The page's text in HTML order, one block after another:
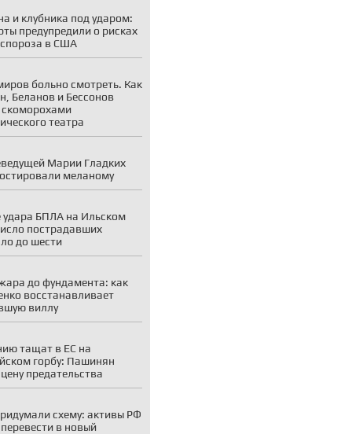
и клубника под ударом:
предупредили о рисках
в США
больно смотреть. Как
Беланов и Бессонов
скоморохами
театра
Марии Гладких
меланому
удара БПЛА на Ильском
пострадавших
до шести
до фундамента: как
восстанавливает
виллу
тащат в ЕС на
горбу: Пашинян
предательства
схему: активы РФ
в новый